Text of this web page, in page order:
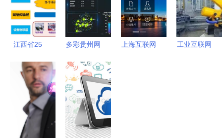
同，提升网
络技术服务
新高度
江西省25
业互联
网”典型应
用案例深度
分析 网络
技术服务的
多彩贵州网
与两大省级
标杆项目，
贵州电商云
技术实力获
权威认定
上海互联网
工业互联网